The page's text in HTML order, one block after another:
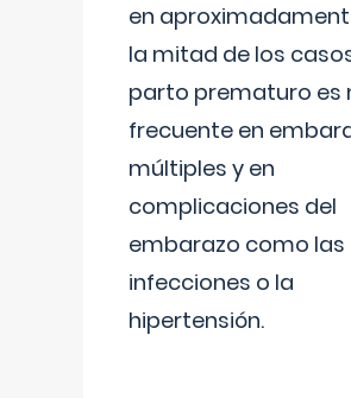
en
la mitad de los
parto prematuro es
frecuente en
múltiples y en
complicaciones del
embarazo como las
infecciones o la
hipertensión.